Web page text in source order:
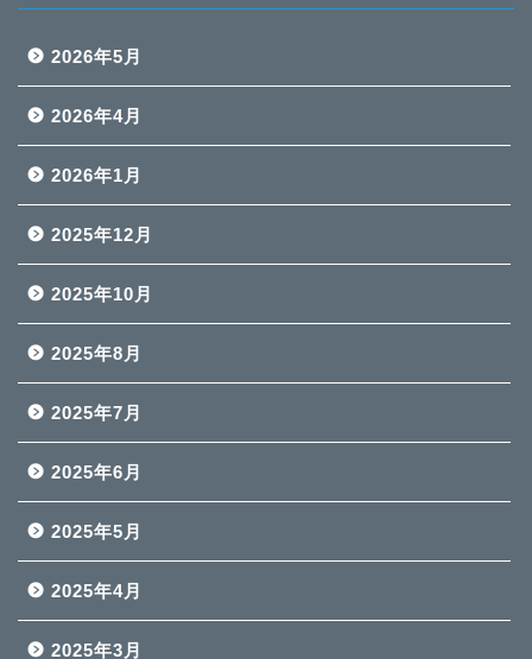
2026年5月
2026年4月
2026年1月
2025年12月
2025年10月
2025年8月
2025年7月
2025年6月
2025年5月
2025年4月
2025年3月